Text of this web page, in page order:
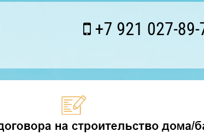
+7 921 027-89-